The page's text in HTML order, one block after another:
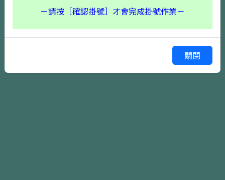
確認掛號 上一頁
－請按［確認掛號］才會完成掛號作業－
關閉